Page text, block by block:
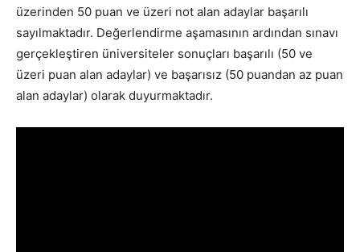
üzerinden 50 puan ve üzeri not alan adaylar başarılı
sayılmaktadır. Değerlendirme aşamasının ardından sınavı
gerçekleştiren üniversiteler sonuçları başarılı (50 ve
üzeri puan alan adaylar) ve başarısız (50 puandan az puan
alan adaylar) olarak duyurmaktadır.